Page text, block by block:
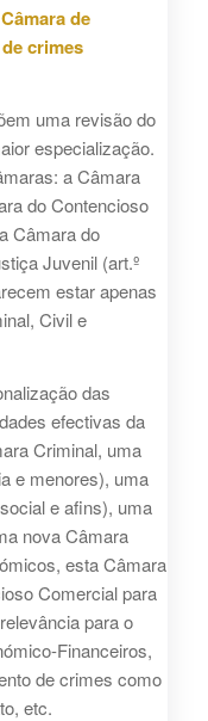
de
crimes
uma revisão do
especialização.
a Câmara
do Contencioso
Câmara do
Juvenil (art.º
estar apenas
Civil e
das
efectivas da
Criminal, uma
e menores), uma
e afins), uma
nova Câmara
esta Câmara
Comercial para
para o
Financeiros,
de crimes como
etc.